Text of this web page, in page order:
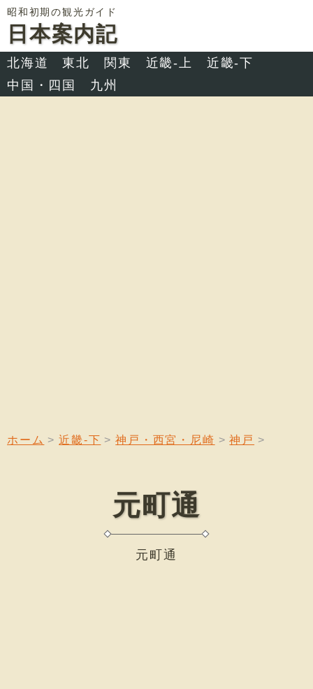
昭和初期の観光ガイド
日本案内記
北海道 東北 関東 近畿-上
近畿-下
中国・四国
九州
ホーム 近畿-下 神戸・西宮・尼崎 神戸
元町通
元町通